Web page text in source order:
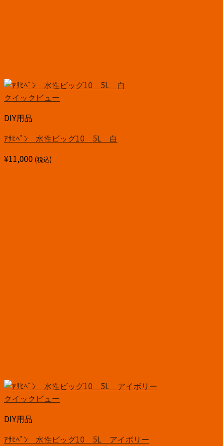
クイックビュー
DIY用品
ｱｻﾋﾍﾟﾝ 水性ビッグ10 5L 白
¥11,000 (税込)
クイックビュー
DIY用品
ｱｻﾋﾍﾟﾝ 水性ビッグ10 5L アイボリー